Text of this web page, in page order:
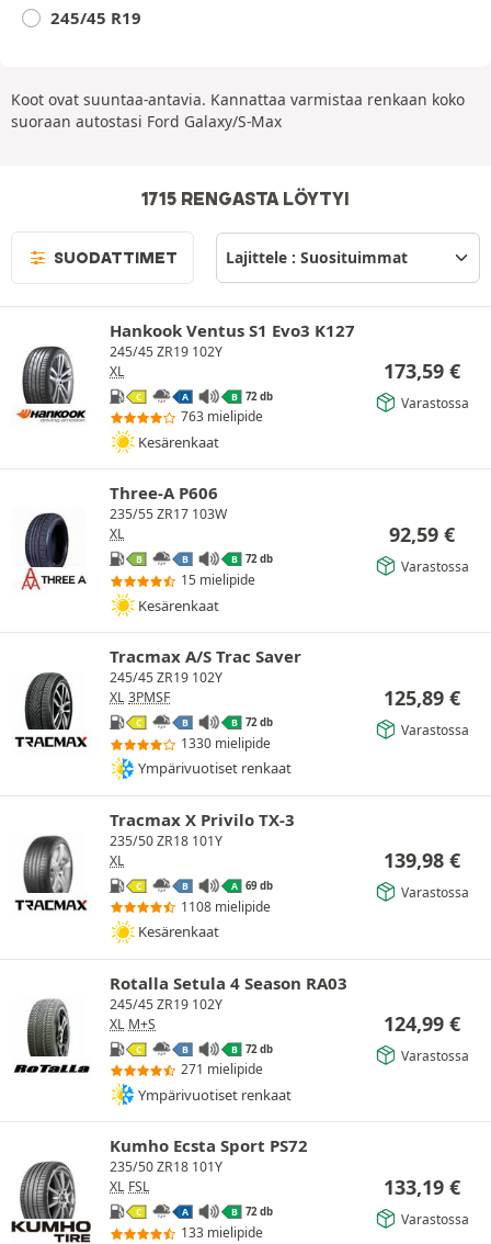
245/45 R19
Koot ovat suuntaa-antavia. Kannattaa varmistaa renkaan koko
suoraan autostasi Ford Galaxy/S-Max
1715 RENGASTA LÖYTYI
SUODATTIMET
Hankook Ventus S1 Evo3 K127
245/45 ZR19 102Y
XL
C A B 72 db
763 mielipide
Kesärenkaat
173,59 €
Varastossa
Three-A P606
235/55 ZR17 103W
XL
B B B 72 db
15 mielipide
Kesärenkaat
92,59 €
Varastossa
Tracmax A/S Trac Saver
245/45 ZR19 102Y
XL 3PMSF
C B B 72 db
1330 mielipide
Ympärivuotiset renkaat
125,89 €
Varastossa
Tracmax X Privilo TX-3
235/50 ZR18 101Y
XL
C B A 69 db
1108 mielipide
Kesärenkaat
139,98 €
Varastossa
Rotalla Setula 4 Season RA03
245/45 ZR19 102Y
XL M+S
C B B 72 db
271 mielipide
Ympärivuotiset renkaat
124,99 €
Varastossa
Kumho Ecsta Sport PS72
235/50 ZR18 101Y
XL FSL
C A B 72 db
133 mielipide
133,19 €
Varastossa